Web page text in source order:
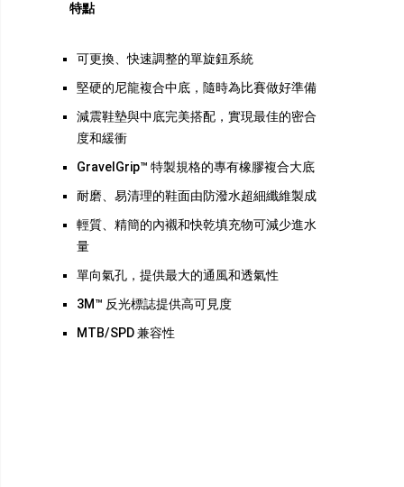
特點
可更換、快速調整的單旋鈕系統
堅硬的尼龍複合中底，隨時為比賽做好準備
減震鞋墊與中底完美搭配，實現最佳的密合
度和緩衝
GravelGrip™ 特製規格的專有橡膠複合大底
耐磨、易清理的鞋面由防潑水超細纖維製成
輕質、精簡的內襯和快乾填充物可減少進水
量
單向氣孔，提供最大的通風和透氣性
3M™ 反光標誌提供高可見度
MTB/SPD 兼容性